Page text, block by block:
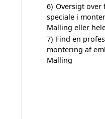
6) Oversigt over
speciale i
Malling eller
7) Find en
montering af
Malling